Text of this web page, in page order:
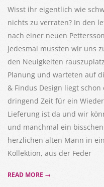
Wisst ihr eigentlich wie
nichts zu verraten? In den
nach einer neuen
Jedesmal mussten wir uns
den Neuigkeiten
Planung und warteten auf
& Findus Design liegt
dringend Zeit für ein
Lieferung ist da und wir
und manchmal ein
herzlichen alten Mann in
Kollektion, aus der Feder
READ MORE →